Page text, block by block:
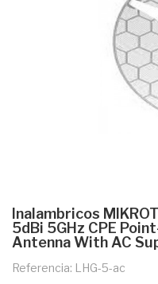
Inalambricos
5dBi 5GHz CPE
Antenna With AC
Referencia: LHG-5-ac